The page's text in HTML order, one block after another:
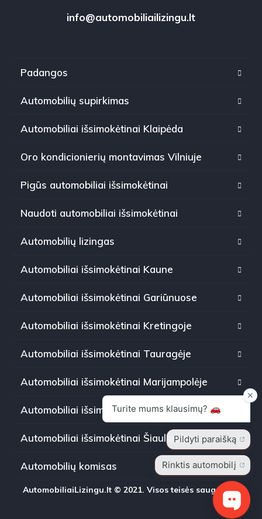
info@automobiliailizingu.lt
Padangos
Automobilių supirkimas
Automobiliai išsimokėtinai Klaipėda
Oro kondicionierių montavimas Vilniuje
Pigūs automobiliai išsimokėtinai
Naudoti automobiliai išsimokėtinai
Automobilių lizingas
Automobiliai išsimokėtinai Kaune
Automobiliai išsimokėtinai Gariūnuose
Automobiliai išsimokėtinai Kretingoje
Automobiliai išsimokėtinai Tauragėje
Automobiliai išsimokėtinai Marijampolėje
Automobiliai išsimokėtinai Panevėžyje
Automobiliai išsimokėtinai Šiauliuose
Automobilių komisas
AutomobiliaiLizingu.lt © 2021. Visos teisės saugomos.